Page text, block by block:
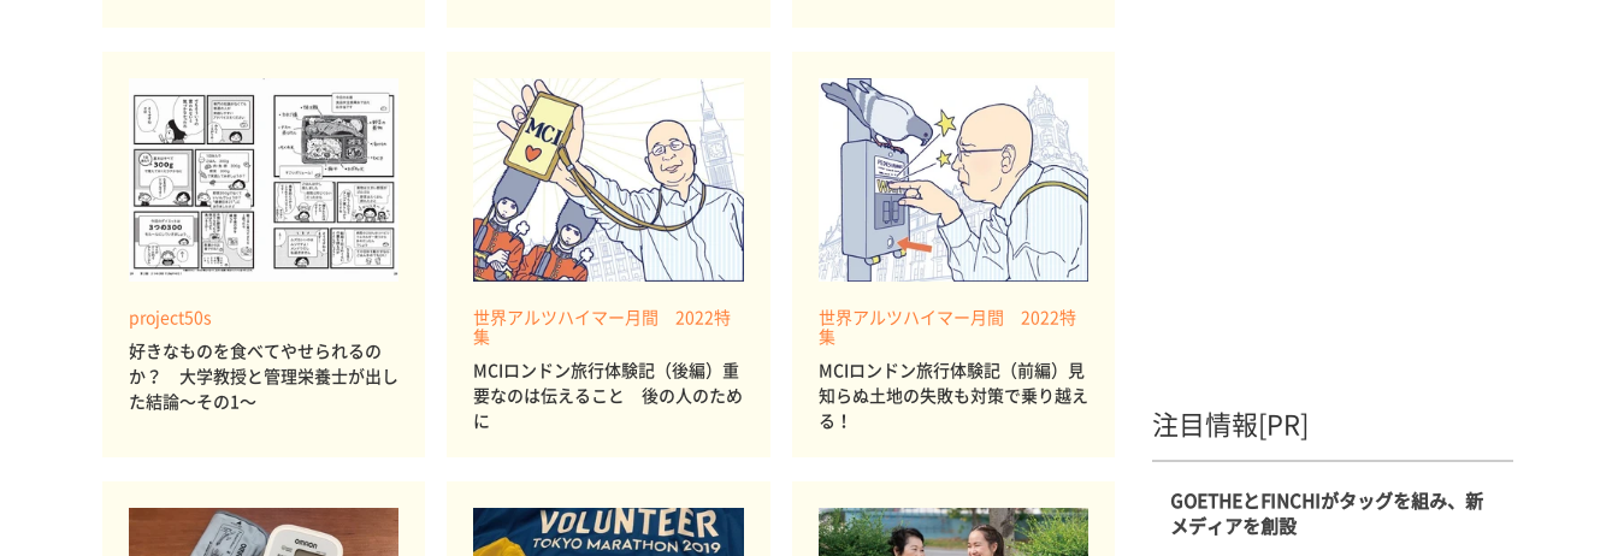
project50s
好きなものを食べてやせられるの
か？ 大学教授と管理栄養士が出し
た結論～その1～
世界アルツハイマー月間 2022特
集
MCIロンドン旅行体験記（後編）重
要なのは伝えること 後の人のため
に
世界アルツハイマー月間 2022特
集
MCIロンドン旅行体験記（前編）見
知らぬ土地の失敗も対策で乗り越え
る！
注目情報[PR]
GOETHEとFINCHIがタッグを組み、新
メディアを創設